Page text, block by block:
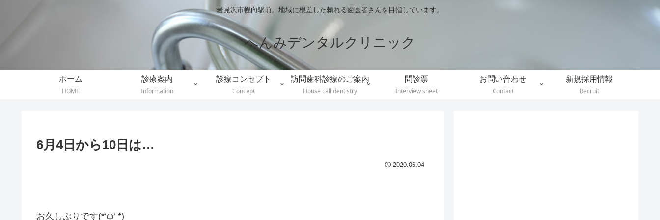
岩見沢市幌向駅前。地域に根差した頼れる歯医者さんを目指しています。
へんみデンタルクリニック
ホーム
HOME
診療案内
Information
診療コンセプト
Concept
訪問歯科診療のご案内
House call dentistry
問診票
Interview sheet
お問い合わせ
Contact
新規採用情報
Recruit
6月4日から10日は…
2020.06.04
お久しぶりです(*‘ω‘ *)